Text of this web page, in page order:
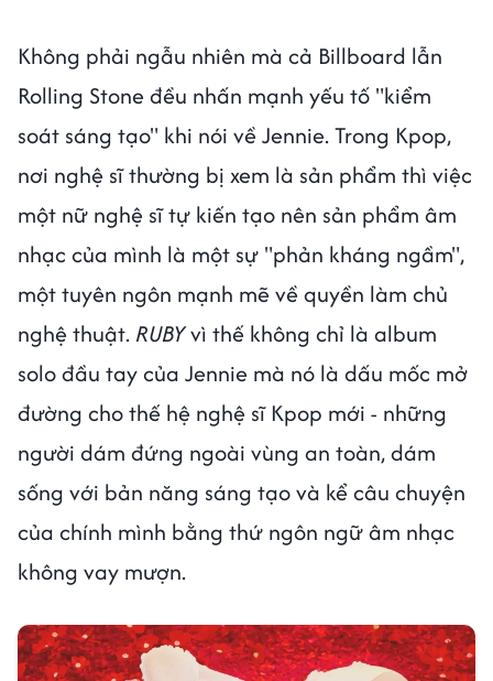
Không phải ngẫu nhiên mà cả Billboard lẫn
Rolling Stone đều nhấn mạnh yếu tố "kiểm
soát sáng tạo" khi nói về Jennie. Trong Kpop,
nơi nghệ sĩ thường bị xem là sản phẩm thì việc
một nữ nghệ sĩ tự kiến tạo nên sản phẩm âm
nhạc của mình là một sự "phản kháng ngầm",
một tuyên ngôn mạnh mẽ về quyền làm chủ
nghệ thuật. RUBYvì thế không chỉ là album
solo đầu tay của Jennie mà nó là dấu mốc mở
đường cho thế hệ nghệ sĩ Kpop mới - những
người dám đứng ngoài vùng an toàn, dám
sống với bản năng sáng tạo và kể câu chuyện
của chính mình bằng thứ ngôn ngữ âm nhạc
không vay mượn.